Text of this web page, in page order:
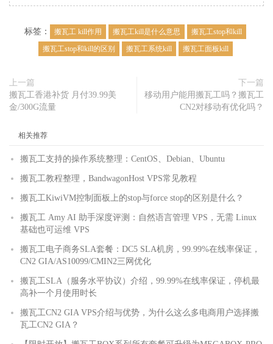
标签： 搬瓦工 kill作用 搬瓦工kill是什么意思
搬瓦工stop和kill
搬瓦工stop和kill的区别
搬瓦工系统kill 搬瓦工面板kill
上一篇
搬瓦工香港补货 月付39.99美
金/300G流量
下一篇
移动用户能用搬瓦工吗？搬瓦工
CN2对移动有优化吗？
相关推荐
搬瓦工支持的操作系统整理：CentOS、Debian、Ubuntu
搬瓦工教程整理，BandwagonHost VPS常见教程
搬瓦工KiwiVM控制面板上的stop与force stop的区别是什么？
搬瓦工 Amy AI 助手深度评测：自然语言管理 VPS，无需 Linux
基础也可运维 VPS
搬瓦工电子商务SLA套餐：DC5 SLA机房，99.99%在线率保证，
CN2 GIA/AS10099/CMIN2三网优化
搬瓦工SLA（服务水平协议）介绍，99.99%在线率保证，停机最
高补一个月使用时长
搬瓦工CN2 GIA VPS介绍与优势，为什么这么多电商用户选择搬
瓦工CN2 GIA？